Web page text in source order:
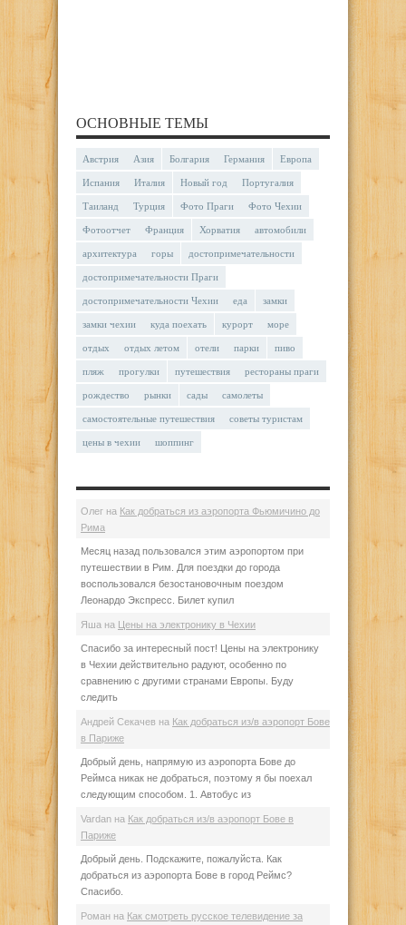
ОСНОВНЫЕ ТЕМЫ
Австрия Азия Болгария Германия Европа
Испания Италия Новый год Португалия
Таиланд Турция Фото Праги Фото Чехии
Фотоотчет Франция Хорватия автомобили
архитектура горы достопримечательности
достопримечательности Праги
достопримечательности Чехии еда замки
замки чехии куда поехать курорт море
отдых отдых летом отели парки пиво
пляж прогулки путешествия рестораны праги
рождество рынки сады самолеты
самостоятельные путешествия советы туристам
цены в чехии шоппинг
Олег на Как добраться из аэропорта Фьюмичино до
Рима
Месяц назад пользовался этим аэропортом при
путешествии в Рим. Для поездки до города
воспользовался безостановочным поездом
Леонардо Экспресс. Билет купил
Яша на Цены на электронику в Чехии
Спасибо за интересный пост! Цены на электронику
в Чехии действительно радуют, особенно по
сравнению с другими странами Европы. Буду
следить
Андрей Секачев на Как добраться из/в аэропорт Бове
в Париже
Добрый день, напрямую из аэропорта Бове до
Реймса никак не добраться, поэтому я бы поехал
следующим способом. 1. Автобус из
Vardan на Как добраться из/в аэропорт Бове в
Париже
Добрый день. Подскажите, пожалуйста. Как
добраться из аэропорта Бове в город Реймс?
Спасибо.
Роман на Как смотреть русское телевидение за